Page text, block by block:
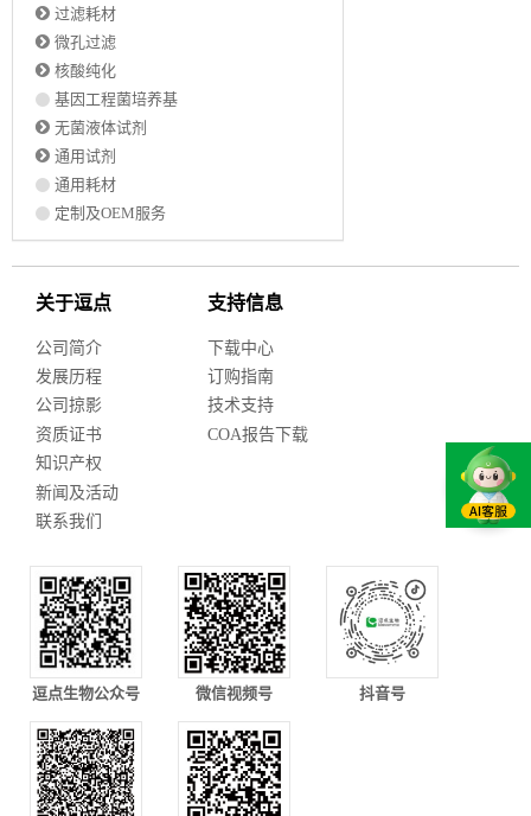
过滤耗材
微孔过滤
核酸纯化
基因工程菌培养基
无菌液体试剂
通用试剂
通用耗材
定制及OEM服务
关于逗点
公司简介
发展历程
公司掠影
资质证书
知识产权
新闻及活动
联系我们
支持信息
下载中心
订购指南
技术支持
COA报告下载
逗点生物公众号 微信视频号 抖音号